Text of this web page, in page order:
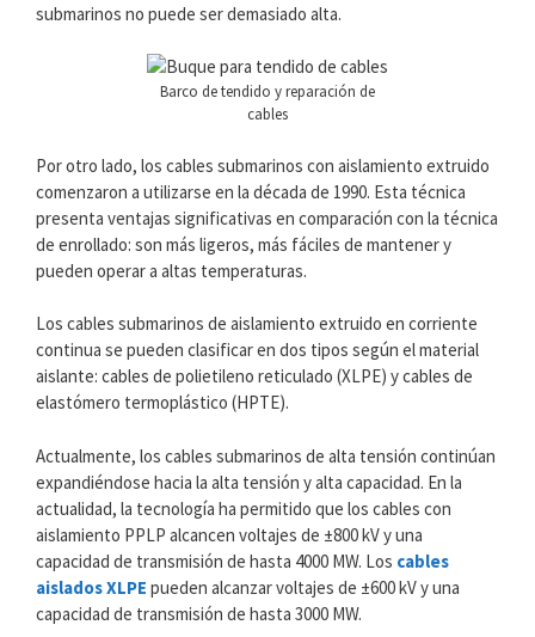
submarinos no puede ser demasiado alta.
Barco de tendido y reparación de
cables
Por otro lado, los cables submarinos con aislamiento extruido
comenzaron a utilizarse en la década de 1990. Esta técnica
presenta ventajas significativas en comparación con la técnica
de enrollado: son más ligeros, más fáciles de mantener y
pueden operar a altas temperaturas.
Los cables submarinos de aislamiento extruido en corriente
continua se pueden clasificar en dos tipos según el material
aislante: cables de polietileno reticulado (XLPE) y cables de
elastómero termoplástico (HPTE).
Actualmente, los cables submarinos de alta tensión continúan
expandiéndose hacia la alta tensión y alta capacidad. En la
actualidad, la tecnología ha permitido que los cables con
aislamiento PPLP alcancen voltajes de ±800 kV y una
capacidad de transmisión de hasta 4000 MW. Los cables
aislados XLPE pueden alcanzar voltajes de ±600 kV y una
capacidad de transmisión de hasta 3000 MW.